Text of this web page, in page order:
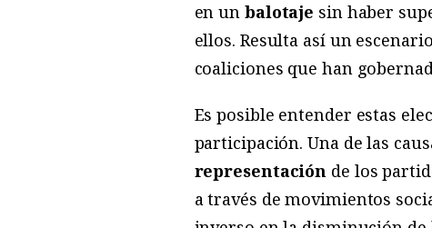
en un balotaje sin haber
ellos. Resulta así un
coaliciones que han
Es posible entender estas
participación. Una de las
representación de los
a través de movimientos